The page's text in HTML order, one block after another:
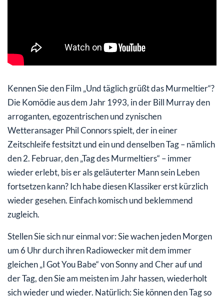
Kennen Sie den Film „Und täglich grüßt das Murmeltier“?
Die Komödie aus dem Jahr 1993, in der Bill Murray den
arroganten, egozentrischen und zynischen
Wetteransager Phil Connors spielt, der in einer
Zeitschleife festsitzt und ein und denselben Tag – nämlich
den 2. Februar, den „Tag des Murmeltiers“ – immer
wieder erlebt, bis er als geläuterter Mann sein Leben
fortsetzen kann? Ich habe diesen Klassiker erst kürzlich
wieder gesehen. Einfach komisch und beklemmend
zugleich.
Stellen Sie sich nur einmal vor: Sie wachen jeden Morgen
um 6 Uhr durch ihren Radiowecker mit dem immer
gleichen „I Got You Babe“ von Sonny and Cher auf und
der Tag, den Sie am meisten im Jahr hassen, wiederholt
sich wieder und wieder. Natürlich: Sie können den Tag so